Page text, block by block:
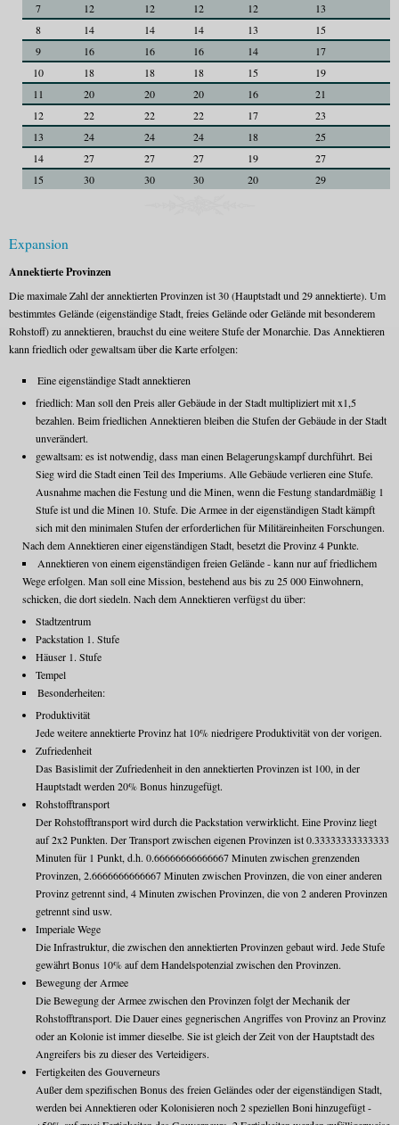
7
12 12 12 12 13
8
14 14 14 13 15
9
16 16 16 14 17
10
18 18 18 15 19
11
20 20 20 16 21
12
22 22 22 17 23
13
24 24 24 18 25
14
27 27 27 19 27
15
30 30 30 20 29
Expansion
Annektierte Provinzen
Die maximale Zahl der annektierten Provinzen ist 30 (Hauptstadt und 29 annektierte). Um
bestimmtes Gelände (eigenständige Stadt, freies Gelände oder Gelände mit besonderem
Rohstoff) zu annektieren, brauchst du eine weitere Stufe der Monarchie. Das Annektieren
kann friedlich oder gewaltsam über die Karte erfolgen:
Eine eigenständige Stadt annektieren
friedlich: Man soll den Preis aller Gebäude in der Stadt multipliziert mit x1,5
bezahlen. Beim friedlichen Annektieren bleiben die Stufen der Gebäude in der Stadt
unverändert.
gewaltsam: es ist notwendig, dass man einen Belagerungskampf durchführt. Bei
Sieg wird die Stadt einen Teil des Imperiums. Alle Gebäude verlieren eine Stufe.
Ausnahme machen die Festung und die Minen, wenn die Festung standardmäßig 1
Stufe ist und die Minen 10. Stufe. Die Armee in der eigenständigen Stadt kämpft
sich mit den minimalen Stufen der erforderlichen für Militäreinheiten Forschungen.
Nach dem Annektieren einer eigenständigen Stadt, besetzt die Provinz 4 Punkte.
Annektieren von einem eigenständigen freien Gelände - kann nur auf friedlichem
Wege erfolgen. Man soll eine Mission, bestehend aus bis zu 25 000 Einwohnern,
schicken, die dort siedeln. Nach dem Annektieren verfügst du über:
Stadtzentrum
Packstation 1. Stufe
Häuser 1. Stufe
Tempel
Besonderheiten:
Produktivität
Jede weitere annektierte Provinz hat 10% niedrigere Produktivität von der vorigen.
Zufriedenheit
Das Basislimit der Zufriedenheit in den annektierten Provinzen ist 100, in der
Hauptstadt werden 20% Bonus hinzugefügt.
Rohstofftransport
Der Rohstofftransport wird durch die Packstation verwirklicht. Eine Provinz liegt
auf 2x2 Punkten. Der Transport zwischen eigenen Provinzen ist 0.33333333333333
Minuten für 1 Punkt, d.h. 0.66666666666667 Minuten zwischen grenzenden
Provinzen, 2.6666666666667 Minuten zwischen Provinzen, die von einer anderen
Provinz getrennt sind, 4 Minuten zwischen Provinzen, die von 2 anderen Provinzen
getrennt sind usw.
Imperiale Wege
Die Infrastruktur, die zwischen den annektierten Provinzen gebaut wird. Jede Stufe
gewährt Bonus 10% auf dem Handelspotenzial zwischen den Provinzen.
Bewegung der Armee
Die Bewegung der Armee zwischen den Provinzen folgt der Mechanik der
Rohstofftransport. Die Dauer eines gegnerischen Angriffes von Provinz an Provinz
oder an Kolonie ist immer dieselbe. Sie ist gleich der Zeit von der Hauptstadt des
Angreifers bis zu dieser des Verteidigers.
Fertigkeiten des Gouverneurs
Außer dem spezifischen Bonus des freien Geländes oder der eigenständigen Stadt,
werden bei Annektieren oder Kolonisieren noch 2 speziellen Boni hinzugefügt -